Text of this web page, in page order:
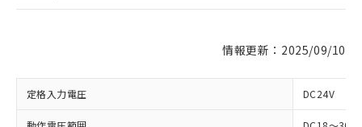
情報更新：2025/09/10
定格入力電圧 DC24V